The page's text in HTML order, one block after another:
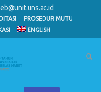
PROSEDUR MUTU
ENGLISH